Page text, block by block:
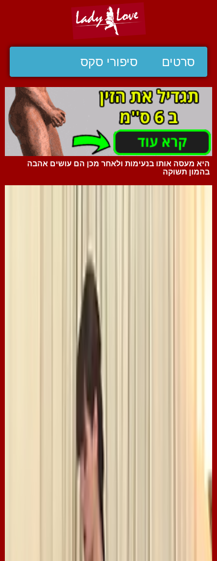
סרטים סיפורי סקס
היא מעסה אותו בנעימות ולאחר מכן הם עושים אהבה
בהמון תשוקה